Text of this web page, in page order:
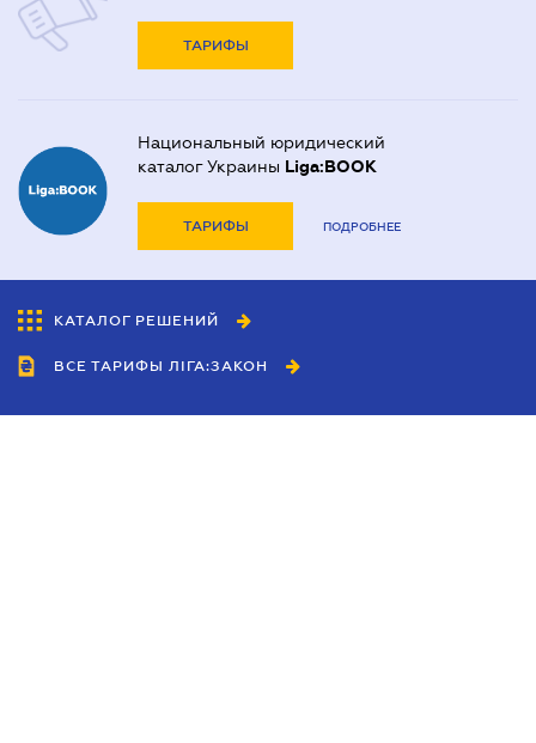
ТАРИФЫ
Национальный юридический
каталог Украины Liga:BOOK
ТАРИФЫ ПОДРОБНЕЕ
КАТАЛОГ РЕШЕНИЙ
ВСЕ ТАРИФЫ ЛІГА:ЗАКОН